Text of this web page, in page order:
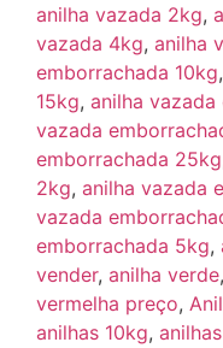
anilha vazada 2kg,
vazada 4kg, anilha
emborrachada 10kg,
15kg, anilha vazada
vazada
emborrachada 25kg
2kg, anilha vazada
vazada
emborrachada 5kg,
vender, anilha verde,
vermelha preço,
anilhas 10kg,